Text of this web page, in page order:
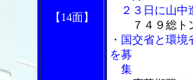
【14面】
２３日に山中
７４９総ト
・国交省と環
を募
集